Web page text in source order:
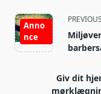
<span
class="nav-
subtitle
text">Page</span>
Anno
nce
Giv dit